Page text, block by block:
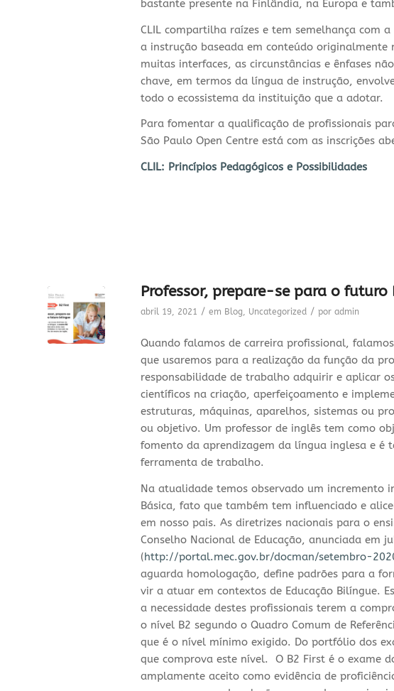
bastante presente na Finlândia, na Europa e
CLIL compartilha raízes e tem semelhança com
a instrução baseada em conteúdo
muitas interfaces, as circunstâncias e ênfases
chave, em termos da língua de instrução,
todo o ecossistema da instituição que a adotar.
Para fomentar a qualificação de profissionais
São Paulo Open Centre está com as inscrições
CLIL: Princípios Pedagógicos e Possibilidades
Professor, prepare-se para o futuro
abril 19, 2021 / em Blog Uncategorized / por admin
Quando falamos de carreira profissional,
que usaremos para a realização da função da
responsabilidade de trabalho adquirir e aplicar
científicos na criação, aperfeiçoamento e
estruturas, máquinas, aparelhos, sistemas ou
ou objetivo. Um professor de inglês tem como
fomento da aprendizagem da língua inglesa e é
ferramenta de trabalho.
Na atualidade temos observado um incremento
Básica, fato que também tem influenciado e
em nosso pais. As diretrizes nacionais para o
Conselho Nacional de Educação, anunciada em
(http://portal.mec.gov.br/docman/setembro-
aguarda homologação, define padrões para a
vir a atuar em contextos de Educação Bilíngue.
a necessidade destes profissionais terem a
o nível B2 segundo o Quadro Comum de
que é o nível mínimo exigido. Do portfólio dos
que comprova este nível. O B2 First é o exame
amplamente aceito como evidência de